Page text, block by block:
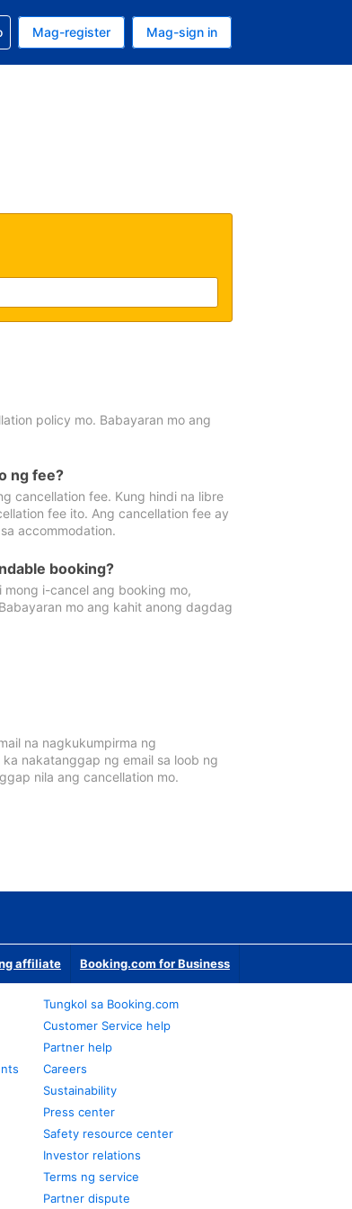
mo ngayon
mo ngayon
reservation mo
Mag-register Mag-sign in
policy mo. Babayaran mo ang
ng fee?
cancellation fee. Kung hindi na libre
fee ito. Ang cancellation fee ay
accommodation.
booking?
i-cancel ang booking mo,
mo ang kahit anong dagdag
na nagkukumpirma ng
nakatanggap ng email sa loob ng
nila ang cancellation mo.
affiliate Booking.com for Business
Tungkol sa Booking.com
Customer Service help
Partner help
Careers
Sustainability
Press center
Safety resource center
Investor relations
Terms ng service
Partner dispute